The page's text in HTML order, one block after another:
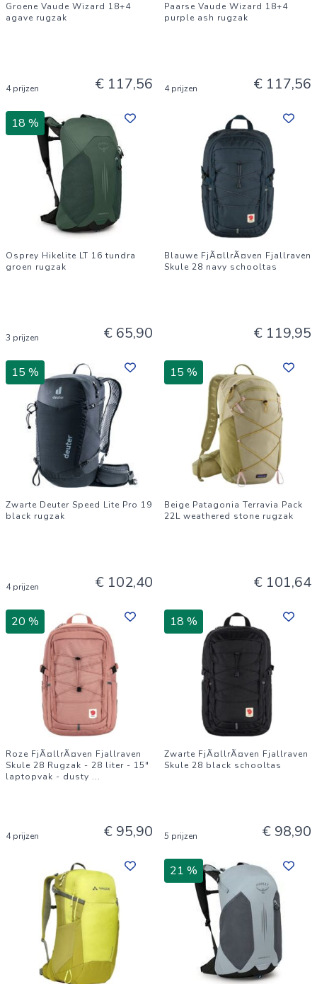
Groene Vaude Wizard 18+4
agave rugzak
4 prijzen € 117,56
Paarse Vaude Wizard 18+4
purple ash rugzak
4 prijzen € 117,56
18 %
Osprey Hikelite LT 16 tundra
groen rugzak
3 prijzen € 65,90
Blauwe FjÃ¤llrÃ¤ven Fjallraven
Skule 28 navy schooltas
€ 119,95
15 %
Zwarte Deuter Speed Lite Pro 19
black rugzak
4 prijzen € 102,40
15 %
Beige Patagonia Terravia Pack
22L weathered stone rugzak
€ 101,64
20 %
Roze FjÃ¤llrÃ¤ven Fjallraven
Skule 28 Rugzak - 28 liter - 15"
laptopvak - dusty ...
4 prijzen € 95,90
18 %
Zwarte FjÃ¤llrÃ¤ven Fjallraven
Skule 28 black schooltas
5 prijzen € 98,90
21 %